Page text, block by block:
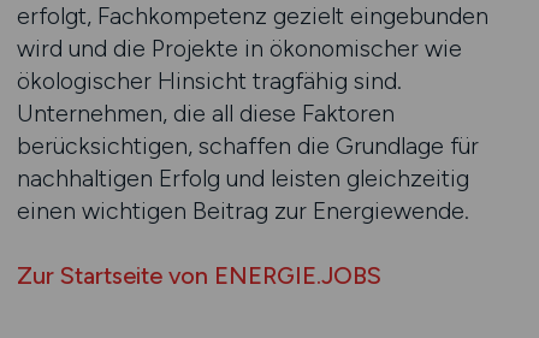
erfolgt, Fachkompetenz gezielt eingebunden
wird und die Projekte in ökonomischer wie
ökologischer Hinsicht tragfähig sind.
Unternehmen, die all diese Faktoren
berücksichtigen, schaffen die Grundlage für
nachhaltigen Erfolg und leisten gleichzeitig
einen wichtigen Beitrag zur Energiewende.
Zur Startseite von ENERGIE.JOBS